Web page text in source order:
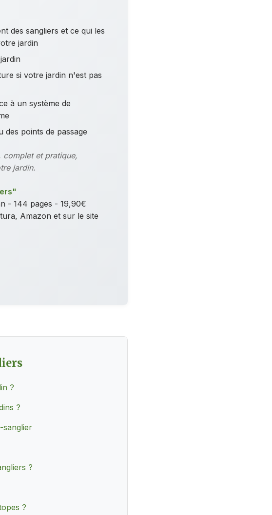
des sangliers et ce qui les
jardin
si votre jardin n'est pas
à un système de
des points de passage
complet et pratique,
jardin.
- 144 pages - 19,90€
Amazon et sur le site
?
?
sanglier
?
?